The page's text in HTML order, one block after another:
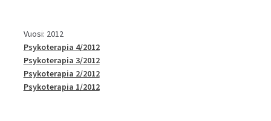
Vuosi: 2012
Psykoterapia 4/2012
Psykoterapia 3/2012
Psykoterapia 2/2012
Psykoterapia 1/2012